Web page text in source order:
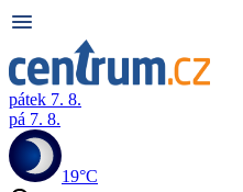
pátek 7. 8.
pá 7. 8.
19°C